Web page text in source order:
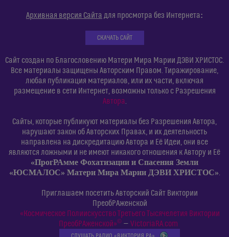
Архивная версия Сайта для просмотра без Интернета:
СКАЧАТЬ САЙТ
Сайт создан по Благословению Матери Мира Марии ДЭВИ ХРИСТОС.
Все материалы защищены Авторским Правом. Тиражирование,
любая публикация материалов, или их части, включая
размещение в сети Интернет, возможны только с Разрешения
Автора
Сайты, которые публикуют материалы без Разрешения Автора,
нарушают закон об Авторских Правах, и их деятельность
направлена на дискредитацию Автора и Её Идеи, они все
являются ложными и не имеют никакого отношения к Автору и Её
«ПрогРАмме Фохатизации и Спасения Земли
«ЮСМАЛОС» Матери Мира Марии ДЭВИ ХРИСТОС»
Приглашаем посетить Авторский Сайт Виктории
ПреобРАженской
«Космическое Полиискусство Третьего Тысячелетия Виктории
ПреобРАженской»©— VictoriaRA.com